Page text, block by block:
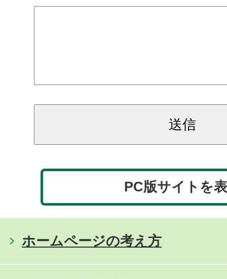
PC版サイトを
ホームページの考え方